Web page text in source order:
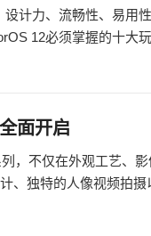
计力、流畅性、易用
12必须掌握的十大
面开启
，不仅在外观工艺、
、独特的人像视频拍